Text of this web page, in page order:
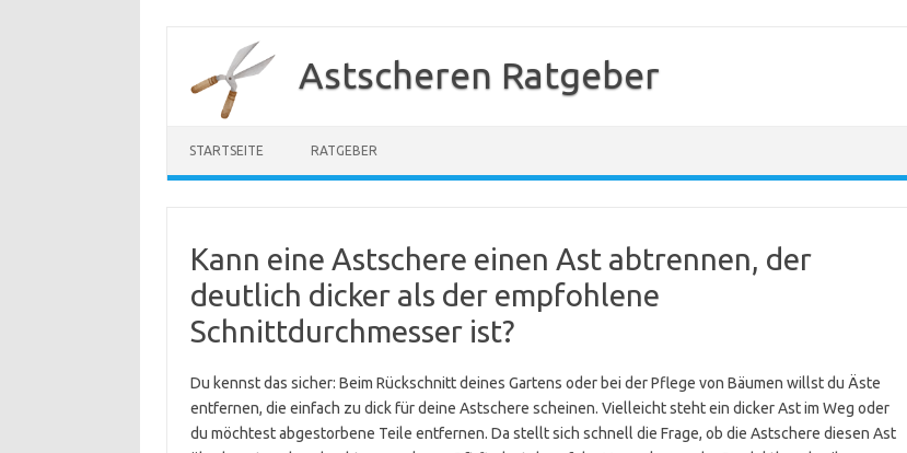
Astscheren Ratgeber
STARTSEITE RATGEBER
Kann eine Astschere einen Ast abtrennen, der
deutlich dicker als der empfohlene
Schnittdurchmesser ist?
Du kennst das sicher: Beim Rückschnitt deines Gartens oder bei der Pflege von Bäumen willst du Äste
entfernen, die einfach zu dick für deine Astschere scheinen. Vielleicht steht ein dicker Ast im Weg oder
du möchtest abgestorbene Teile entfernen. Da stellt sich schnell die Frage, ob die Astschere diesen Ast